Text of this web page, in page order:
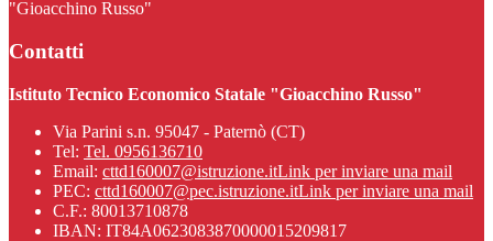
"Gioacchino Russo"
Contatti
Istituto Tecnico Economico Statale "Gioacchino Russo"
Via Parini s.n. 95047 - Paternò (CT)
Tel: Tel. 0956136710
Email: cttd160007@istruzione.itLink per inviare una mail
PEC: cttd160007@pec.istruzione.itLink per inviare una mail
C.F.: 80013710878
IBAN: IT84A0623083870000015209817